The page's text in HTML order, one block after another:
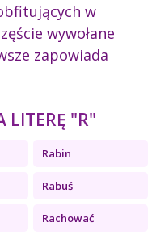
w
wywołane
zapowiada
LITERĘ "R"
Rabin
Rabuś
Rachować